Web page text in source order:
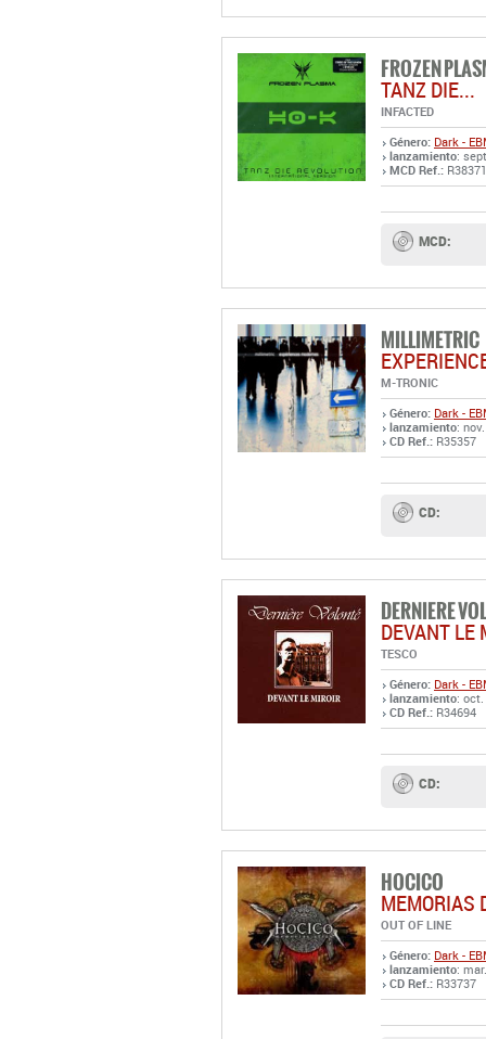
FROZEN
TANZ DIE...
INFACTED
Género: Dark -
lanzamiento:
MCD Ref.: R38371
MCD:
MILLIMETRIC
M-TRONIC
Género: Dark -
lanzamiento:
CD Ref.: R35357
CD:
DERNIERE
DEVANT LE
TESCO
Género: Dark -
lanzamiento: oct.
CD Ref.: R34694
CD:
HOCICO
MEMORIAS
OUT OF LINE
Género: Dark -
lanzamiento:
CD Ref.: R33737